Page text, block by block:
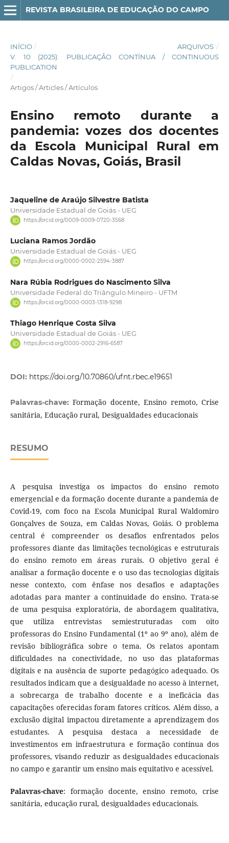
REVISTA BRASILEIRA DE EDUCAÇÃO DO CAMPO
INÍCIO / ARQUIVOS /
V. 10 (2025): PUBLICAÇÃO CONTÍNUA / CONTINUOUS
PUBLICATION
/
Artigos / Articles / Artículos
Ensino remoto durante a
pandemia: vozes dos docentes
da Escola Municipal Rural em
Caldas Novas, Goiás, Brasil
Jaqueline de Araújo Silvestre Batista
Universidade Estadual de Goiás - UEG
https://orcid.org/0009-0009-0720-3568
Luciana Ramos Jordão
Universidade Estadual de Goiás - UEG
https://orcid.org/0000-0002-2594-3887
Nara Rúbia Rodrigues do Nascimento Silva
Universidade Federal do Triângulo Mineiro - UFTM
https://orcid.org/0000-0003-1318-9298
Thiago Henrique Costa Silva
Universidade Estadual de Goiás - UEG
https://orcid.org/0000-0002-2916-6587
DOI: https://doi.org/10.70860/ufnt.rbec.e19651
Palavras-chave:Formação docente, Ensino remoto, Crise
sanitária, Educação rural, Desigualdades educacionais
RESUMO
A pesquisa investiga os impactos do ensino remoto
emergencial e da formação docente durante a pandemia de
Covid-19, com foco na Escola Municipal Rural Waldomiro
Gonçalves de Souza, em Caldas Novas, Goiás. O problema
central é compreender os desafios enfrentados pelos
professores diante das limitações tecnológicas e estruturais
do ensino remoto em áreas rurais. O objetivo geral é
analisar a formação docente e o uso das tecnologias digitais
nesse contexto, com ênfase nos desafios e adaptações
adotadas para manter a continuidade do ensino. Trata-se
de uma pesquisa exploratória, de abordagem qualitativa,
que utiliza entrevistas semiestruturadas com oito
professoras do Ensino Fundamental (1º ao 9º ano), além de
revisão bibliográfica sobre o tema. Os relatos apontam
dificuldades na conectividade, no uso das plataformas
digitais e na ausência de suporte pedagógico adequado. Os
resultados indicam que a desigualdade no acesso à internet,
a sobrecarga de trabalho docente e a ineficácia das
capacitações oferecidas foram fatores críticos. Além disso, a
exclusão digital impactou diretamente a aprendizagem dos
estudantes. A pesquisa destaca a necessidade de
investimentos em infraestrutura e formação contínua dos
professores, visando reduzir as desigualdades educacionais
no campo e garantir um ensino mais equitativo e acessível.
Palavras-chave: formação docente, ensino remoto, crise
sanitária, educação rural, desigualdades educacionais.